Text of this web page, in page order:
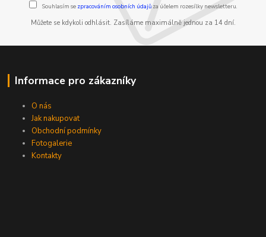
Souhlasím se zpracováním osobních údajůza účelem rozesílky newsletteru.
Můžete se kdykoli odhlásit. Zasíláme maximálně jednou za 14 dní.
Informace pro zákazníky
O nás
Jak nakupovat
Obchodní podmínky
Fotogalerie
Kontakty